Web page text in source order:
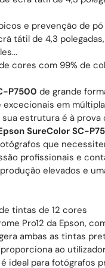
e prevenção de pó
tátil de 4,3
cores com 99% de
P7500 de grande
em
estrutura é à
SureColor SC-
que
profissionais e
elevados e
tintas de 12 cores
Pro12 da Epson,
ambas as tintas
ao
ideal para fotógrafos